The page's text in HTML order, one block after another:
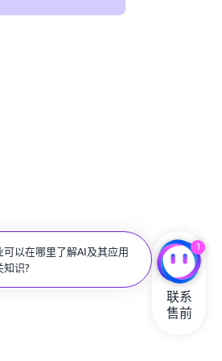
可以在哪里了解AI及其应用
知识?
1
联系
售前